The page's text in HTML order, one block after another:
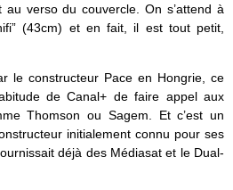
au verso du couvercle. On s’attend à
(43cm) et en fait, il est tout petit,
le constructeur Pace en Hongrie, ce
de Canal+ de faire appel aux
Thomson ou Sagem. Et c’est un
initialement connu pour ses
déjà des Médiasat et le Dual-